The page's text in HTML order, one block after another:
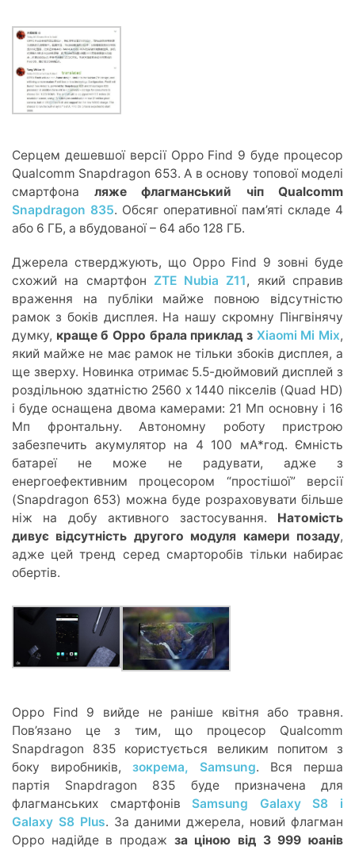
Серцем дешевшої версії Oppo Find 9 буде процесор
Qualcomm Snapdragon 653. А в основу топової моделі
смартфона ляже флагманський чіп Qualcomm
Snapdragon 835. Обсяг оперативної пам’яті складе 4
або 6 ГБ, а вбудованої – 64 або 128 ГБ.
Джерела стверджують, що Oppo Find 9 зовні буде
схожий на смартфон ZTE Nubia Z11, який справив
враження на публіки майже повною відсутністю
рамок з боків дисплея. На нашу скромну Пінгвінячу
думку, краще б Oppo брала приклад з Xiaomi Mi Mix,
який майже не має рамок не тільки збоків дисплея, а
ще зверху. Новинка отримає 5.5-дюймовий дисплей з
роздільною здатністю 2560 х 1440 пікселів (Quad HD)
і буде оснащена двома камерами: 21 Мп основну і 16
Мп фронтальну. Автономну роботу пристрою
забезпечить акумулятор на 4 100 мА*год. Ємність
батареї не може не радувати, адже з
енергоефективним процесором “простішої” версії
(Snapdragon 653) можна буде розраховувати більше
ніж на добу активного застосування. Натомість
дивує відсутність другого модуля камери позаду,
адже цей тренд серед смарторобів тільки набирає
обертів.
Oppo Find 9 вийде не раніше квітня або травня.
Пов’язано це з тим, що процесор Qualcomm
Snapdragon 835 користується великим попитом з
боку виробників, зокрема, Samsung. Вся перша
партія Snapdragon 835 буде призначена для
флагманських смартфонів Samsung Galaxy S8 і
Galaxy S8 Plus. За даними джерела, новий флагман
Oppo надійде в продаж за ціною від 3 999 юанів